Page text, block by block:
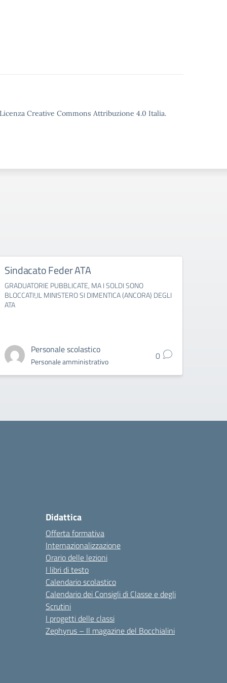
Creative Commons Attribuzione 4.0 Italia.
Sindacato Feder ATA
GRADUATORIE PUBBLICATE, MA I SOLDI SONO
BLOCCATI!,IL MINISTERO SI DIMENTICA (ANCORA) DEGLI
ATA
Personale scolastico
Personale amministrativo 0
Didattica
Offerta formativa
Internazionalizzazione
Orario delle lezioni
I libri di testo
Calendario scolastico
Calendario dei Consigli di Classe e degli
Scrutini
I progetti delle classi
Zephyrus – Il magazine del Bocchialini